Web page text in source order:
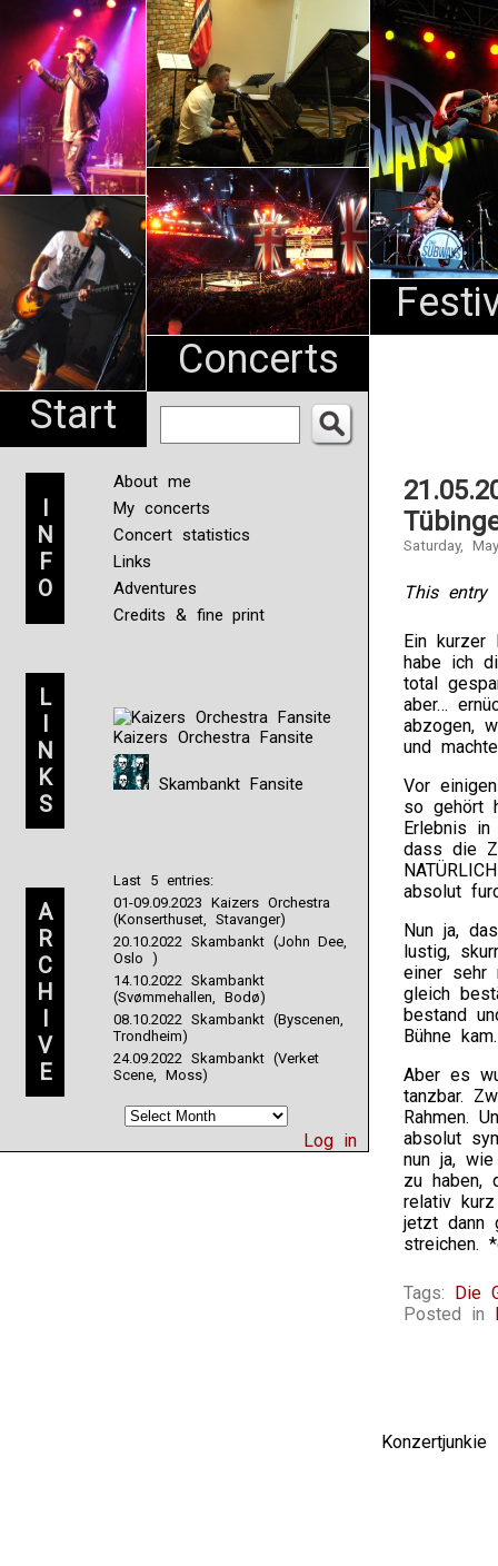
Start
Concerts
Pharma
NL
I
N
F
O
About me
My concerts
Concert statistics
Links
Adventures
Credits & fine print
L
I
N
K
S
Kaizers Orchestra Fansite
Skambankt Fansite
A
R
C
H
I
V
E
Last 5 entries:
01-09.09.2023 Kaizers Orchestra
(Konserthuset, Stavanger)
20.10.2022 Skambankt (John Dee,
Oslo )
14.10.2022 Skambankt
(Svømmehallen, Bodø)
08.10.2022 Skambankt (Byscenen,
Trondheim)
24.09.2022 Skambankt (Verket
Scene, Moss)
Log in
Saturday,
This entry
Ein kurzer
habe ich
total
aber…
abzogen,
und
Vor
so gehört
Erlebnis
dass die
absolut
Nun ja,
lustig,
einer sehr
gleich
bestand
Bühne kam.
Aber es
tanzbar.
Rahmen.
absolut
nun ja,
zu haben,
relativ
jetzt dann
streichen.
Tags: Die
Posted in